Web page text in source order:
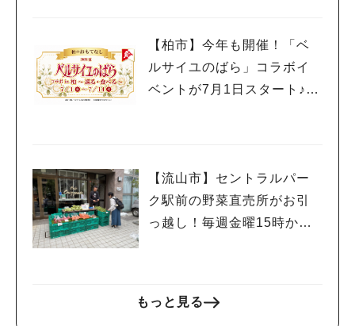
【柏市】今年も開催！「ベ
ルサイユのばら」コラボイ
ベントが7月1日スタート♪柏
【流山市】セントラルパー
ク駅前の野菜直売所がお引
っ越し！毎週金曜15時から
もっと見る
#教えたい/こんなの見つけた